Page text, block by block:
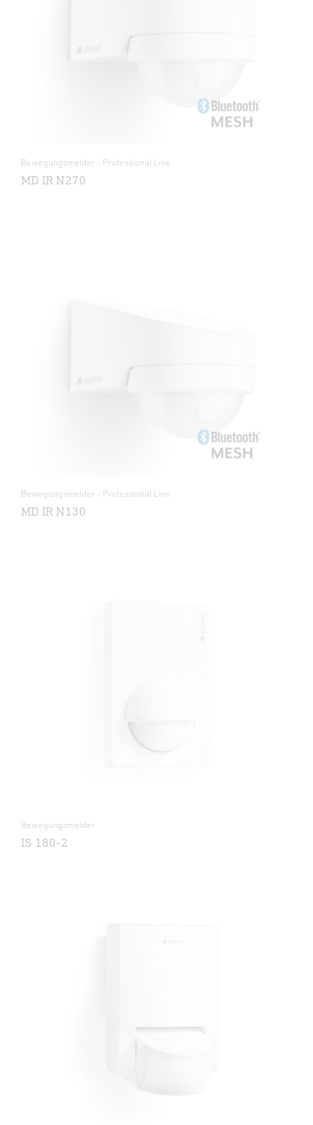
Bewegungsmelder - Professional Line
MD IR N270
Bewegungsmelder - Professional Line
MD IR N130
Bewegungsmelder
IS 180-2